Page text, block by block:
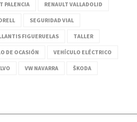
PALENCIA RENAULT VALLADOLID
SEGURIDAD VIAL
FIGUERUELAS TALLER
DE OCASIÓN VEHÍCULO ELÉCTRICO
VW NAVARRA ŠKODA